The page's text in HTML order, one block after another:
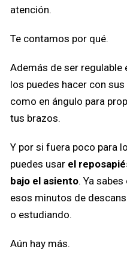
atención.
Te contamos por qué.
Además de ser regulable
los puedes hacer con
como en ángulo para
tus brazos.
Y por si fuera poco para
puedes usar el
bajo el asiento. Ya
esos minutos de
o estudiando.
Aún hay más.